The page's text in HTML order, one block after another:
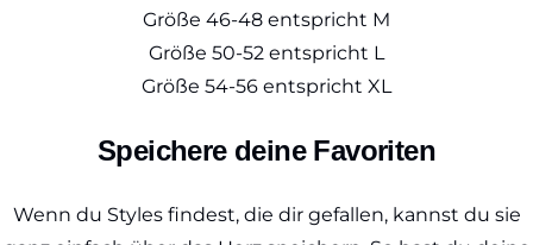
Größe 46-48 entspricht M
Größe 50-52 entspricht L
Größe 54-56 entspricht XL
Speichere deine Favoriten
Wenn du Styles findest, die dir gefallen, kannst du sie